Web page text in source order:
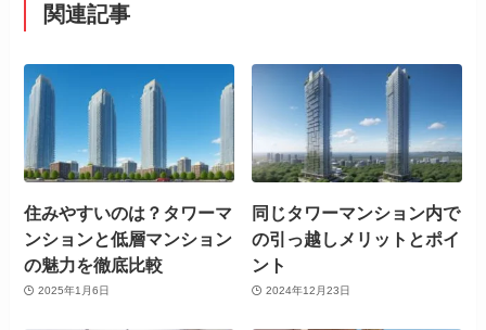
関連記事
住みやすいのは？タワーマ
ンションと低層マンション
の魅力を徹底比較
2025年1月6日
同じタワーマンション内で
の引っ越しメリットとポイ
ント
2024年12月23日